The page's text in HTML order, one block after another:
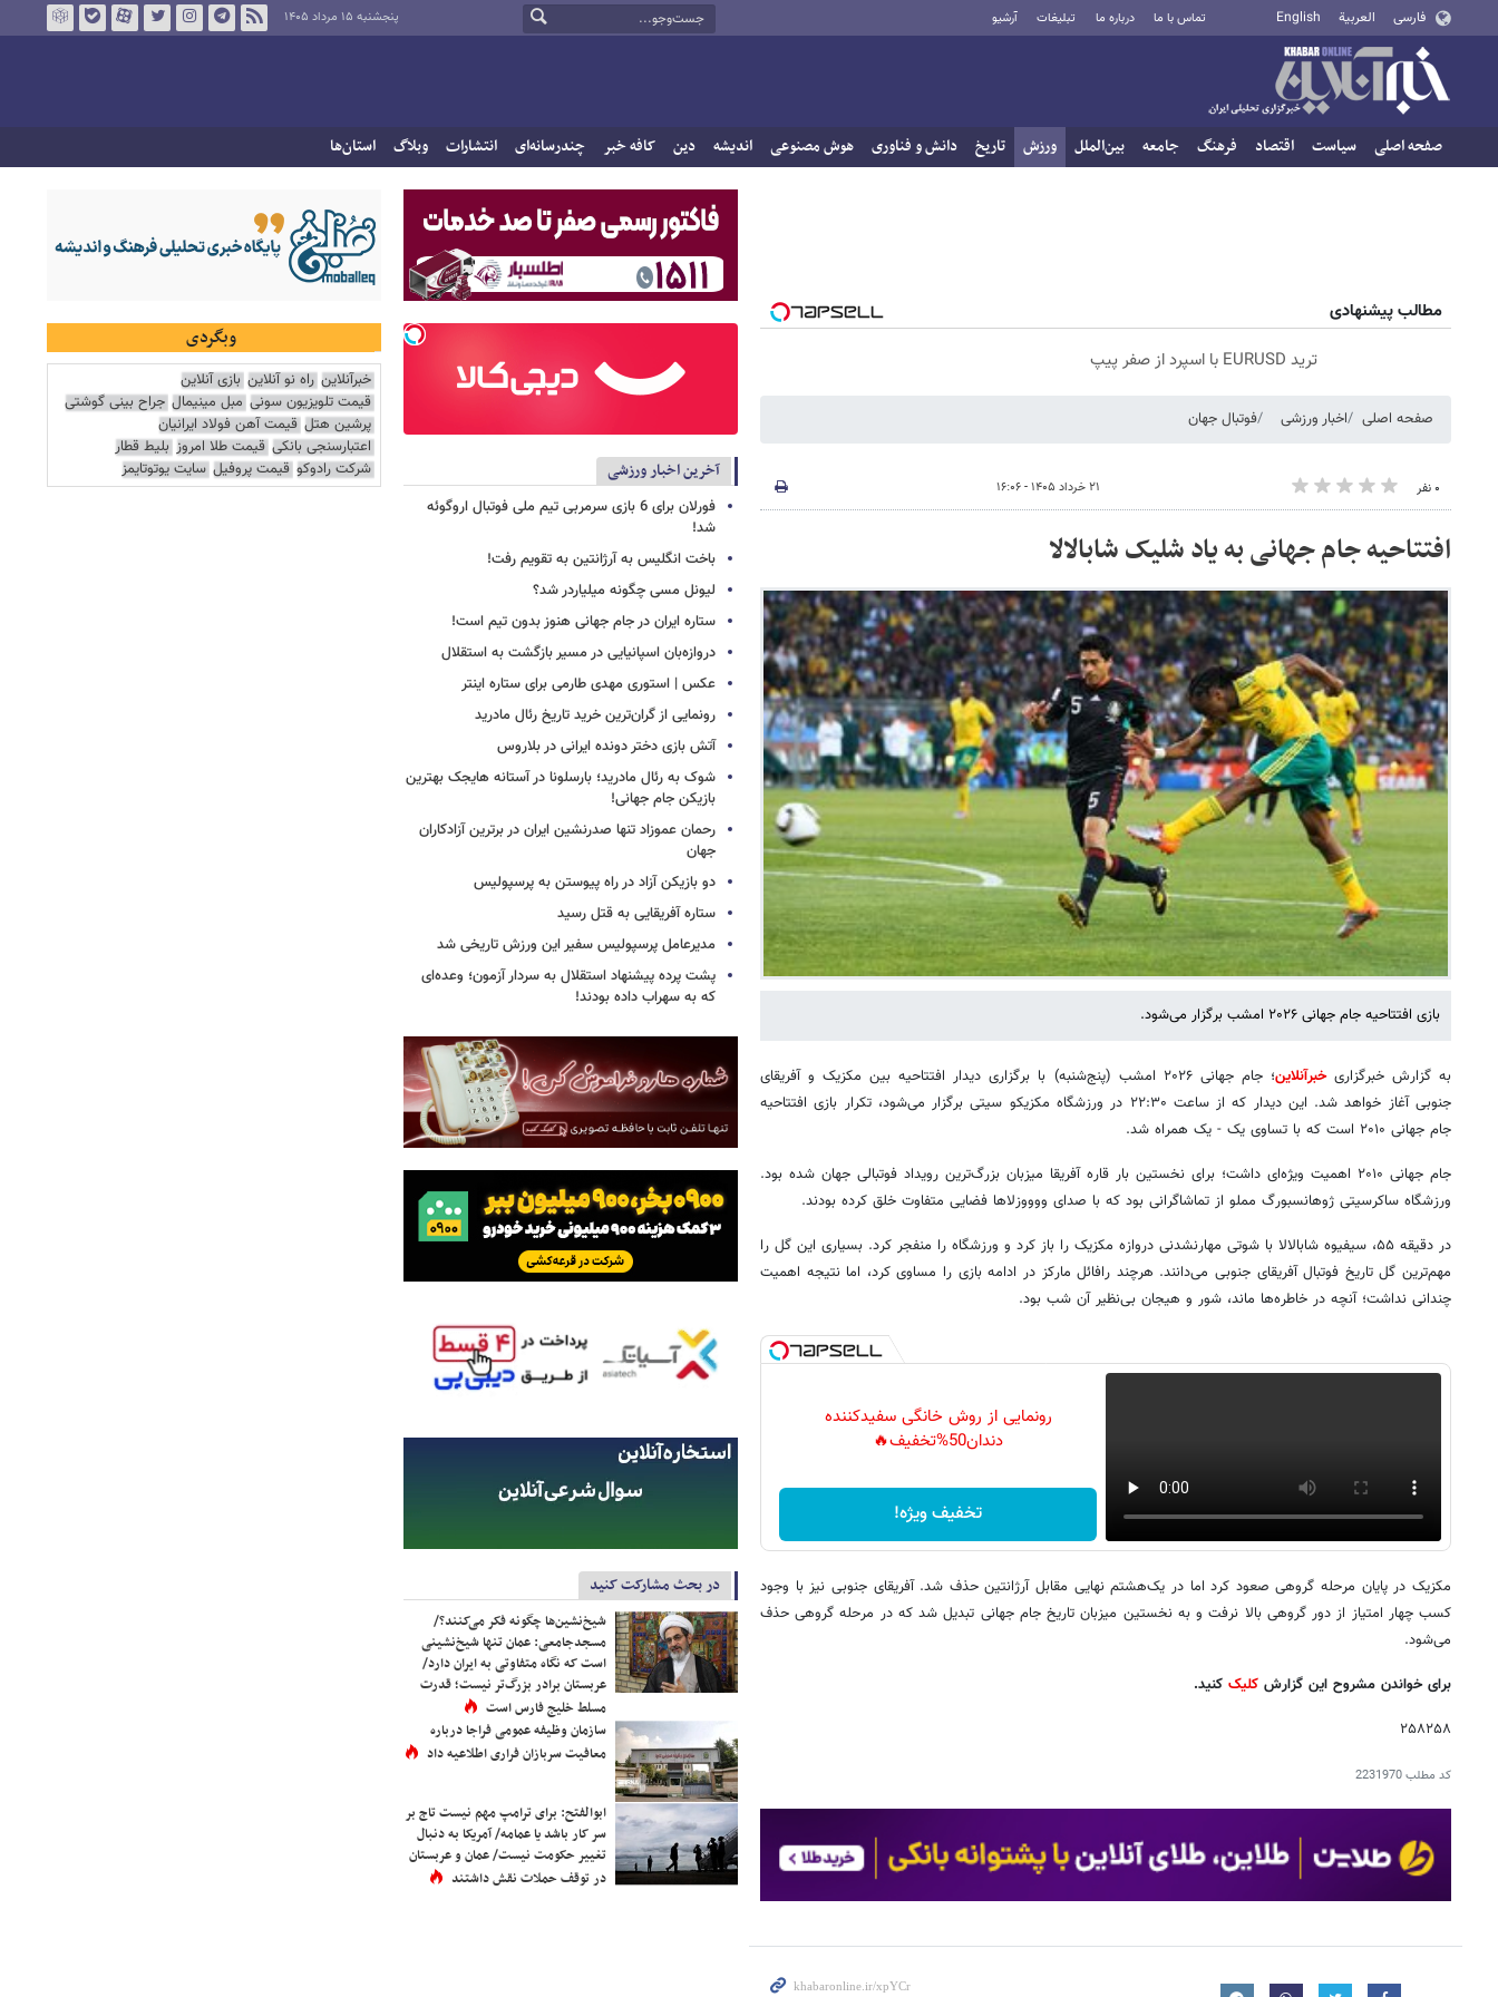
فارسی العربية English تماس با ما درباره ما تبلیغات آرشیو پنجشنبه ۱۵ مرداد ۱۴۰۵
صفحه اصلی سیاست اقتصاد فرهنگ جامعه بین‌الملل ورزش تاریخ دانش و فناوری هوش مصنوعی اندیشه دین کافه خبر چندرسانه‌ای انتشارات وبلاگ استان‌ها
مطالب پیشنهادی
ترید EURUSD با اسپرد از صفر پیپ
صفحه اصلی اخبار ورزشی فوتبال جهان
۰ نفر ۲۱ خرداد ۱۴۰۵ - ۱۶:۰۶
افتتاحیه جام جهانی به یاد شلیک شابالالا
بازی افتتاحیه جام جهانی ۲۰۲۶ امشب برگزار می‌شود.
به گزارش خبرگزاریخبرآنلاین
؛ جام جهانی ۲۰۲۶ امشب (پنج‌شنبه) با برگزاری دیدار افتتاحیه بین مکزیک و آفریقای
جنوبی آغاز خواهد شد. این دیدار که از ساعت ۲۲:۳۰ در ورزشگاه مکزیکو سیتی برگزار می‌شود، تکرار بازی افتتاحیه
جام جهانی ۲۰۱۰ است که با تساوی یک - یک همراه شد.
جام جهانی ۲۰۱۰ اهمیت ویژه‌ای داشت؛ برای نخستین بار قاره آفریقا میزبان بزرگ‌ترین رویداد فوتبالی جهان شده بود.
ورزشگاه ساکرسیتی ژوهانسبورگ مملو از تماشاگرانی بود که با صدای ووووزلاها فضایی متفاوت خلق کرده بودند.
در دقیقه ۵۵، سیفیوه شابالالا با شوتی مهارنشدنی دروازه مکزیک را باز کرد و ورزشگاه را منفجر کرد. بسیاری این گل را
مهم‌ترین گل تاریخ فوتبال آفریقای جنوبی می‌دانند. هرچند رافائل مارکز در ادامه بازی را مساوی کرد، اما نتیجه اهمیت
چندانی نداشت؛ آنچه در خاطره‌ها ماند، شور و هیجان بی‌نظیر آن شب بود.
رونمایی از روش خانگی سفیدکننده
دندان50%تخفیف🔥
تخفیف ویژه!
مکزیک در پایان مرحله گروهی صعود کرد اما در یک‌هشتم نهایی مقابل آرژانتین حذف شد. آفریقای جنوبی نیز با وجود
کسب چهار امتیاز از دور گروهی بالا نرفت و به نخستین میزبان تاریخ جام جهانی تبدیل شد که در مرحله گروهی حذف
می‌شود.
برای خواندن مشروح این گزارش کلیک کنید.
۲۵۸۲۵۸
کد مطلب2231970
آخرین اخبار ورزشی
فورلان برای 6 بازی سرمربی تیم ملی فوتبال اروگوئه
شد!
باخت انگلیس به آرژانتین به تقویم رفت!
لیونل مسی چگونه میلیاردر شد؟
ستاره ایران در جام جهانی هنوز بدون تیم است!
دروازه‌بان اسپانیایی در مسیر بازگشت به استقلال
عکس | استوری مهدی طارمی برای ستاره اینتر
رونمایی از گران‌ترین خرید تاریخ رئال مادرید
آتش بازی دختر دونده ایرانی در بلاروس
شوک به رئال مادرید؛ بارسلونا در آستانه هایجک بهترین
بازیکن جام جهانی!
رحمان عموزاد تنها صدرنشین ایران در برترین آزادکاران
جهان
دو بازیکن آزاد در راه پیوستن به پرسپولیس
ستاره آفریقایی به قتل رسید
مدیرعامل پرسپولیس سفیر این ورزش تاریخی شد
پشت پرده پیشنهاد استقلال به سردار آزمون؛ وعده‌ای
که به سهراب داده بودند!
در بحث مشارکت کنید
شیخ‌نشین‌ها چگونه فکر می‌کنند؟/
مسجدجامعی: عمان تنها شیخ‌نشینی
است که نگاه متفاوتی به ایران دارد/
عربستان برادر بزرگ‌تر نیست؛ قدرت
مسلط خلیج فارس است
سازمان وظیفه عمومی فراجا درباره
معافیت سربازان فراری اطلاعیه داد
ابوالفتح: برای ترامپ مهم نیست تاج بر
سر کار باشد یا عمامه/ آمریکا به دنبال
تغییر حکومت نیست/ عمان و عربستان
در توقف حملات نقش داشتند
وبگردی
خبرآنلاین راه نو آنلاین بازی آنلاین
قیمت تلویزیون سونی مبل مینیمال جراح بینی گوشتی
پرشین هتل قیمت آهن فولاد ایرانیان
اعتبارسنجی بانکی قیمت طلا امروز بلیط قطار
شرکت رادوکو قیمت پروفیل سایت یوتوتایمز